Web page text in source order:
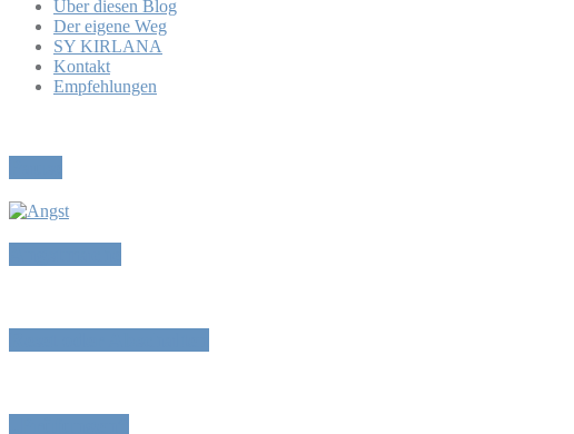
Über diesen Blog
Der eigene Weg
SY KIRLANA
Kontakt
Empfehlungen